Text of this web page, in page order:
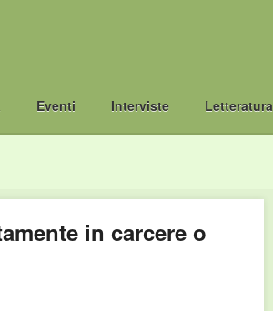
Eventi Interviste Letteratura
in carcere o